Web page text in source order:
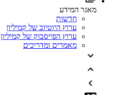
מאגר המידע
חדשות
ערוץ היוטיוב של קמיליון
ערוץ הפייסבוק של קמיליון
מאמרים ומדריכים